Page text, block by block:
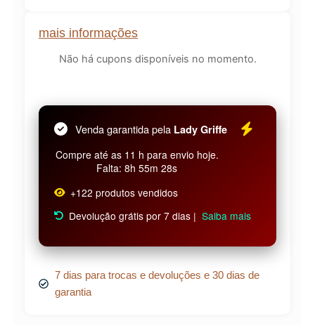
mais informações
Não há cupons disponíveis no momento.
Venda garantida pela Lady Griffe
Compre até as 11 h para envio hoje.
Falta: 8h 55m 27s
+122 produtos vendidos
Devolução grátis por 7 dias | Saiba mais
7 dias para trocas e devoluções e 30 dias de
garantia